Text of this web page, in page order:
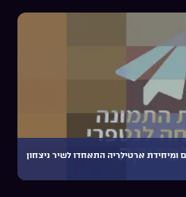
ומיחידת ארטילריה התאחדו לשיר ניצחון